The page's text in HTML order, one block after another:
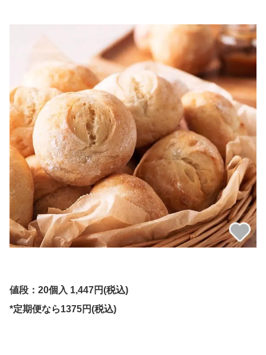
値段：20個入 1,447円(税込)
*定期便なら1375円(税込)